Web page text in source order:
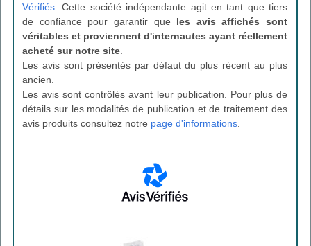
Vérifiés . Cette société indépendante agit en tant que tiers
de confiance pour garantir que les avis affichés sont
véritables et proviennent d'internautes ayant réellement
acheté sur notre site
Les avis sont présentés par défaut du plus récent au plus
ancien.
Les avis sont contrôlés avant leur publication. Pour plus de
détails sur les modalités de publication et de traitement des
avis produits consultez notre page d'informations